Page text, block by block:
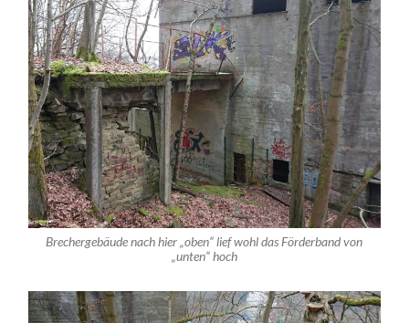
Brechergebäude nach hier „oben“ lief wohl das Förderband von
„unten“ hoch